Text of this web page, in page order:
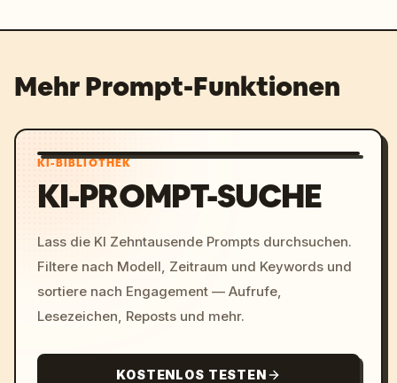
Mehr Prompt-Funktionen
KI-BIBLIOTHEK
KI-PROMPT-SUCHE
Lass die KI Zehntausende Prompts durchsuchen.
Filtere nach Modell, Zeitraum und Keywords und
sortiere nach Engagement — Aufrufe,
Lesezeichen, Reposts und mehr.
KOSTENLOS TESTEN